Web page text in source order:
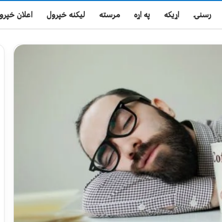
رسنۍ اړیکه په اړه مرسته لیکنه خپرول اعلان